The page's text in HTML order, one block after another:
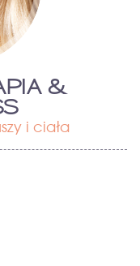
&
i ciała